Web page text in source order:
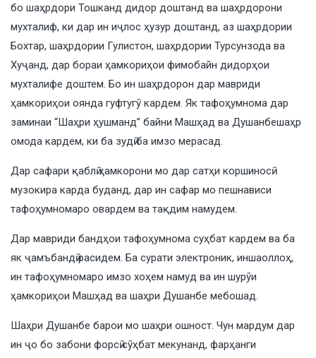
бо шаҳрдори Тошканд дидор доштанд ва шаҳрдорони
мухталиф, ки дар ин иҷлос ҳузур доштанд, аз шаҳрдории
Бохтар, шаҳрдории Гулистон, шаҳрдории Турсунзода ва
Хуҷанд, дар бораи ҳамкориҳои фимобайн дидорҳои
мухталифе доштем. Бо ин шаҳрдорон дар мавриди
ҳамкориҳои оянда гуфтугӯ кардем. Як тафоҳумнома дар
заминаи “Шаҳри ҳушманд” байни Машҳад ва Душанбешаҳр
омода кардем, ки ба зудӣ ба имзо мерасад.
Дар сафари қаблӣ ҳамкорони мо дар сатҳи коршиносӣ
музокира карда буданд, дар ин сафар мо пешнависи
тафоҳумномаро овардем ва тақдим намудем.
Дар мавриди бандҳои тафоҳумнома суҳбат кардем ва ба
як ҷамъбандӣ расидем. Ба сурати электроник, иншаоллоҳ,
ин тафоҳумномаро имзо хоҳем намуд ва ин шурӯи
ҳамкориҳои Машҳад ва шаҳри Душанбе мебошад.
Шаҳри Душанбе барои мо шаҳри ошност. Чун мардум дар
ин ҷо бо забони форсӣ сӯҳбат мекунанд, фарҳанги